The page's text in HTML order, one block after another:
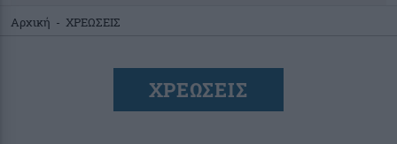
Αρχική - ΧΡΕΩΣΕΙΣ
ΧΡΕΩΣΕΙΣ